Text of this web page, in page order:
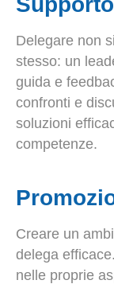
Delegare non
stesso: un
guida e
confronti e
soluzioni
competenze.
Creare un
delega
nelle proprie